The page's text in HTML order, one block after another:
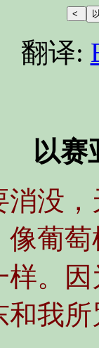
翻译:
以赛
消没
像葡
。
和我